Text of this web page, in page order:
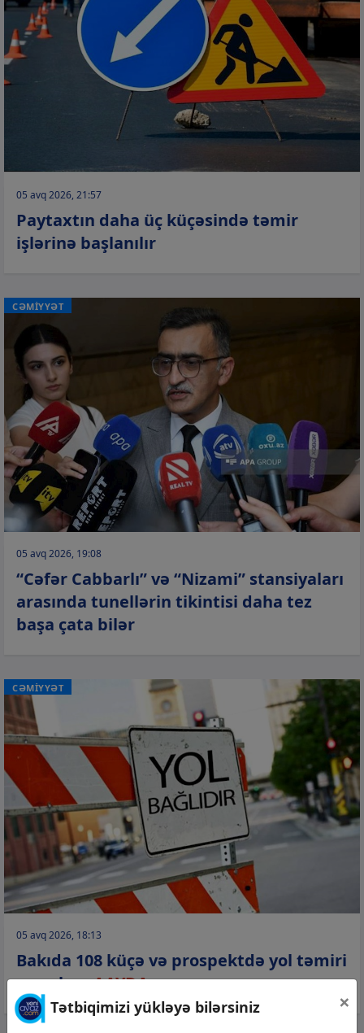
05 avq 2026, 21:57
Paytaxtın daha üç küçəsində təmir
işlərinə başlanılır
CƏMİYYƏT
05 avq 2026, 19:08
“Cəfər Cabbarlı” və “Nizami” stansiyaları
arasında tunellərin tikintisi daha tez
başa çata bilər
CƏMİYYƏT
05 avq 2026, 18:13
Bakıda 108 küçə və prospektdə yol təmiri
aparılır −AAYDA
Tətbiqimizi yükləyə bilərsiniz ×